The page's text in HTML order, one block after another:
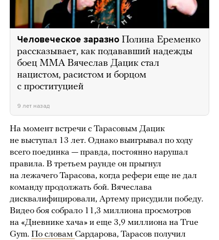
Человеческое заразно Полина Еременко
рассказывает, как подававший надежды
боец ММА Вячеслав Дацик стал
нацистом, расистом и борцом
с проституцией
9 лет назад
На момент встречи с Тарасовым Дацик
не выступал 13 лет. Однако выигрывал по ходу
всего поединка — правда, постоянно нарушал
правила. В третьем раунде он прыгнул
на лежачего Тарасова, когда рефери еще не дал
команду продолжать бой. Вячеслава
дисквалифицировали, Артему присудили победу.
Видео боя собрало 11,3 миллиона просмотров
на «Дневнике хача» и еще 3,9 миллиона на True
Gym. По словам Сардарова, Тарасов получил